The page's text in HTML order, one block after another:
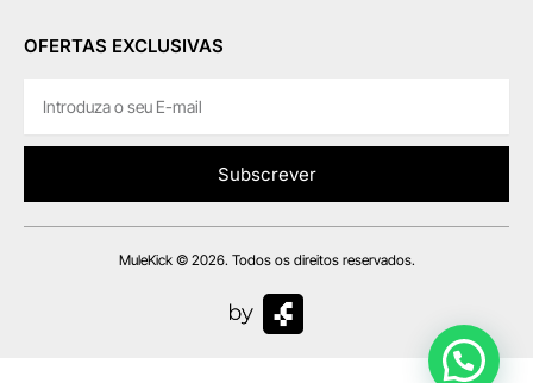
OFERTAS EXCLUSIVAS
Subscrever
MuleKick © 2026. Todos os direitos reservados.